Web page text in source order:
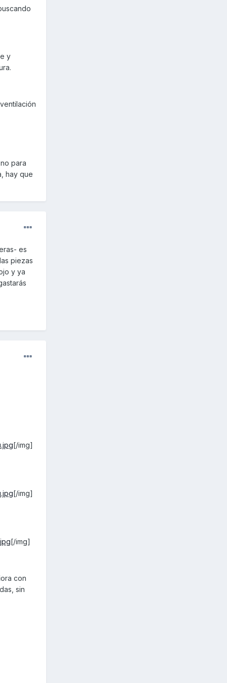
y
para
hay que
es
piezas
y ya
[/img]
[/img]
[/img]
con
sin